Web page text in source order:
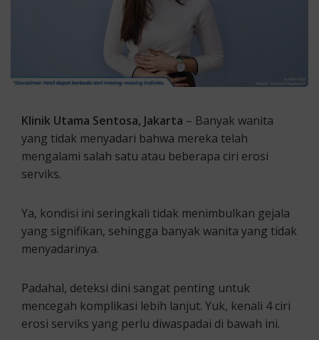
Klinik Utama Sentosa, Jakarta – Banyak wanita
yang tidak menyadari bahwa mereka telah
mengalami salah satu atau beberapa ciri erosi
serviks.
Ya, kondisi ini seringkali tidak menimbulkan gejala
yang signifikan, sehingga banyak wanita yang tidak
menyadarinya.
Padahal, deteksi dini sangat penting untuk
mencegah komplikasi lebih lanjut. Yuk, kenali 4 ciri
erosi serviks yang perlu diwaspadai di bawah ini.